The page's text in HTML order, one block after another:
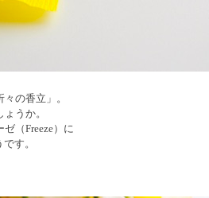
の香立」。
うか。
（Freeze）に
す。